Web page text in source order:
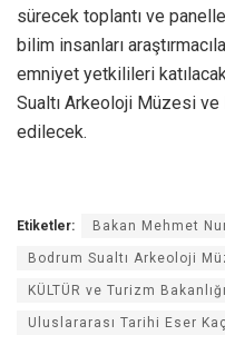
sürecek toplantı ve
bilim insanları
emniyet yetkilileri
Sualtı Arkeoloji Müzesi
edilecek.
Etiketler: Bakan Mehmet
Bodrum Sualtı Arkeoloji
KÜLTÜR ve Turizm Bakanlığı
Uluslararası Tarihi Eser